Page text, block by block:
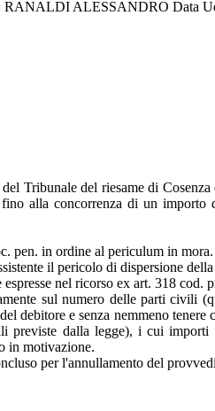
ALESSANDRO Data
Tribunale del riesame di
alla concorrenza di un
pen. in ordine al periculum in mora.
il pericolo di dispersione
nel ricorso ex art. 318
sul numero delle parti civili
debitore e senza nemmeno
previste dalla legge), i cui
in motivazione.
per l'annullamento del